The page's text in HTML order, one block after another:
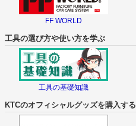
FF WORLD
工具の選び方や使い方を学ぶ
工具の基礎知識
KTCのオフィシャルグッズを購入する